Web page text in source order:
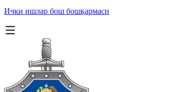
Ички ишлар бош бошқармаси